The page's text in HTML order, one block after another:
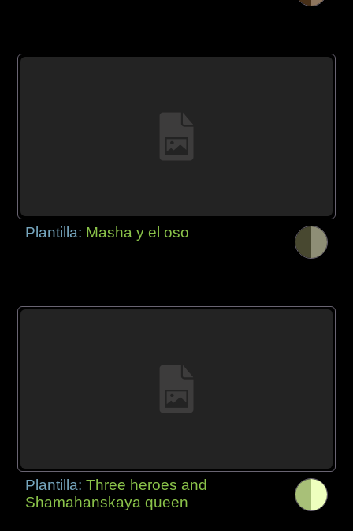
Plantilla: Masha y el oso
Plantilla:Three heroes and
Shamahanskaya queen